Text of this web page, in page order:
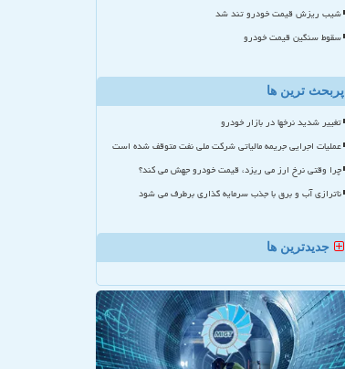
شیب ریزش قیمت خودرو تند شد
سقوط سنگین قیمت خودرو
پربحث ترین ها
تغییر شدید نرخها در بازار خودرو
عملیات اجرایی جریمه مالیاتی شرکت ملی نفت متوقف شده است
چرا وقتی نرخ ارز می ریزد، قیمت خودرو جهش می کند؟
ناترازی آب و برق با جذب سرمایه گذاری برطرف می شود
جدیدترین ها